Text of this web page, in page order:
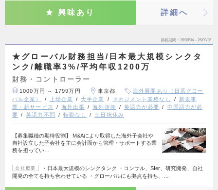
興味あり 詳細へ
掲載期間 26/08/04～26/09/26
★グローバル財務担当/日本最大規模シンクタ
ンク/離職率3%/平均年収1200万
財務・コントローラー
1000万円 ～ 1799万円 東京都
海外展開あり（日系グロー
バル企業）
上場企業 大手企業 マネジメント業務なし
新規事
業・新サービス
海外出張 海外折衝 英語力が必要
中国語力が必
要
英語力不問 転勤なし 土日祝休み
【募集職種の期待役割】 M&Aにより取得した海外子会社や
自社設立した子会社を主に会計面から管理・サポートする業
務を担ってい…
会社概要
・日本最大規模のシンクタンク ・コンサル、SIer、研究開発、自社
開発の全てを持ち合わせている ・グローバルにも拠点を持ち、…